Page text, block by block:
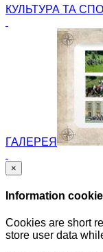
КУЛЬТУРА ТА
ГАЛЕРЕЯ
×
Information
Cookies are short
store user data